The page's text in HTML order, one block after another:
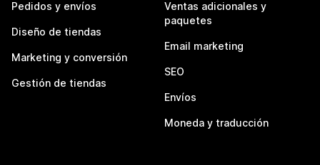
Pedidos y envíos
Diseño de tiendas
Marketing y conversión
Gestión de tiendas
Ventas adicionales y
paquetes
Email marketing
SEO
Envíos
Moneda y traducción